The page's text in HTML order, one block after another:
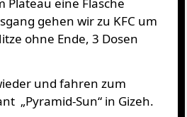
Plateau eine Flasche
gehen wir zu KFC um
ohne Ende, 3 Dosen
und fahren zum
„Pyramid-Sun“ in Gizeh.